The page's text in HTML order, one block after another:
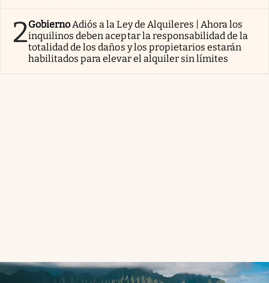
2GobiernoAdiós a la Ley de Alquileres | Ahora los
inquilinos deben aceptar la responsabilidad de la
totalidad de los daños y los propietarios estarán
habilitados para elevar el alquiler sin límites